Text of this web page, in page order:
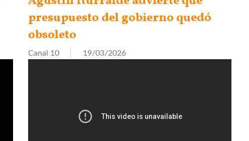
presupuesto del gobierno quedó
obsoleto
Canal 10 19/03/2026